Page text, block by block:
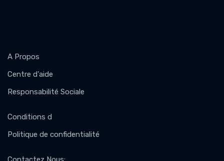
A Propos
Centre d'aide
Responsabilité Sociale
Conditions d
Politique de confidentialité